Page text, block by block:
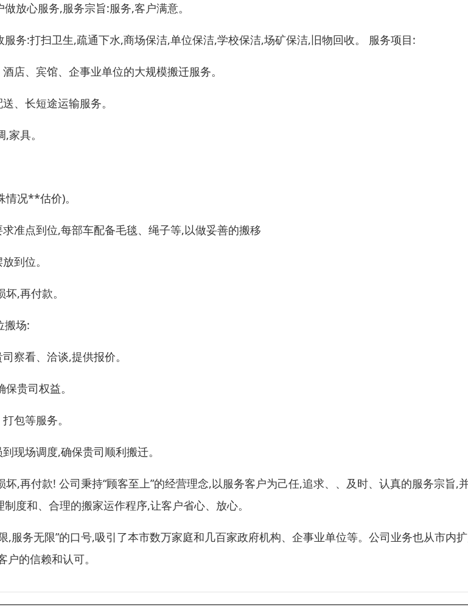
放心服务,服务宗旨:服务,客户满意。
服务:打扫卫生,疏通下水,商场保洁,单位保洁,学校保洁,场矿保洁,旧物回收。 服务项目:
店、宾馆、企事业单位的大规模搬迁服务。
、长短途运输服务。
家具。
情况**估价)。
准点到位,每部车配备毛毯、绳子等,以做妥善的搬移
到位。
,再付款。
搬场:
察看、洽谈,提供报价。
贵司权益。
包等服务。
现场调度,确保贵司顺利搬迁。
坏,再付款! 公司秉持“顾客至上”的经营理念,以服务客户为己任,追求、、及时、认真的服务宗旨,
度和、合理的搬家运作程序,让客户省心、放心。
,服务无限”的口号,吸引了本市数万家庭和几百家政府机构、企事业单位等。公司业务也从市内
的信赖和认可。